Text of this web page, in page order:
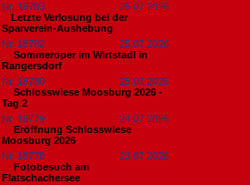
Nr. 18783
25.07.2026
​Letzte Verlosung bei der
Sparverein-Aushebung
Nr. 18782
25.07.2026
Sommeroper im Wirtstadl in
Rangersdorf
Nr. 18780
25.07.2026
Schlosswiese Moosburg 2026 -
Tag 2
Nr. 18779
24.07.2026
Eröffnung Schlosswiese
Moosburg 2026
Nr. 18778
23.07.2026
Fotobesuch am
Flatschachersee